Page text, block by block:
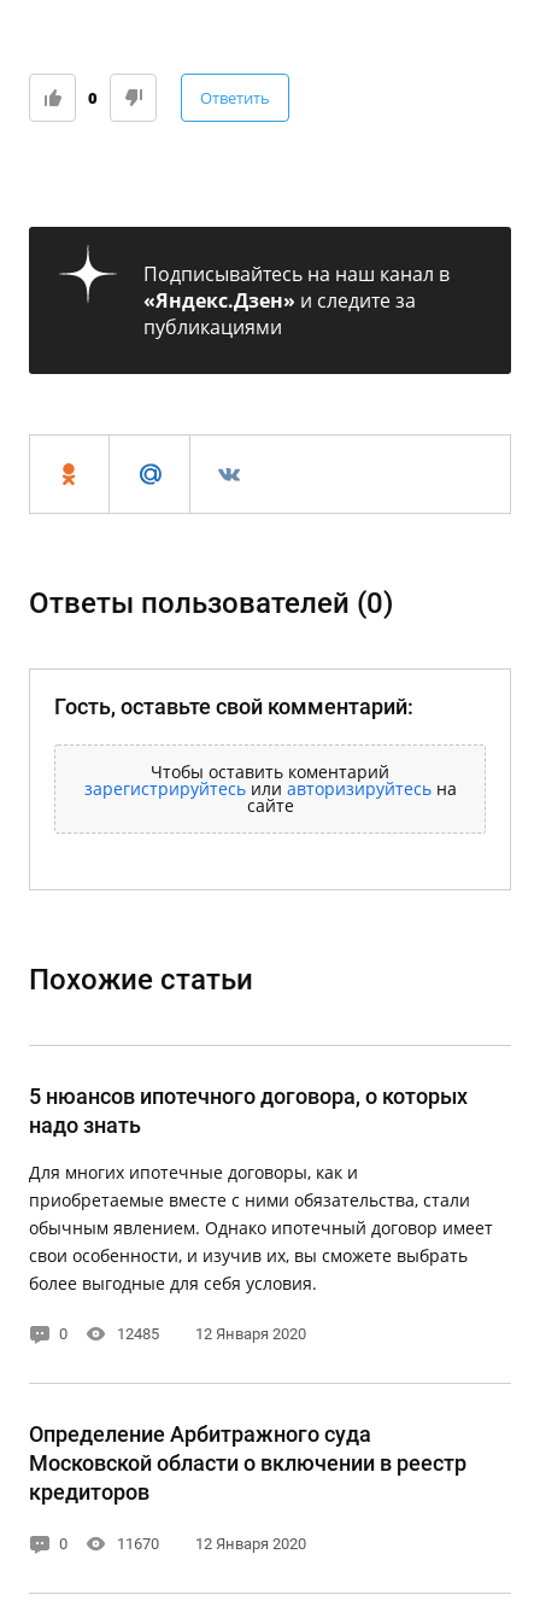
0 Ответить
Подписывайтесь на наш канал в
«Яндекс.Дзен» и следите за
публикациями
Ответы пользователей (0)
Гость, оставьте свой комментарий:
Чтобы оставить коментарий
зарегистрируйтесьили авторизируйтесьна
сайте
Похожие статьи
5 нюансов ипотечного договора, о которых
надо знать
Для многих ипотечные договоры, как и
приобретаемые вместе с ними обязательства, стали
обычным явлением. Однако ипотечный договор имеет
свои особенности, и изучив их, вы сможете выбрать
более выгодные для себя условия.
0 12485 12 Января 2020
Определение Арбитражного суда
Московской области о включении в реестр
кредиторов
0 11670 12 Января 2020